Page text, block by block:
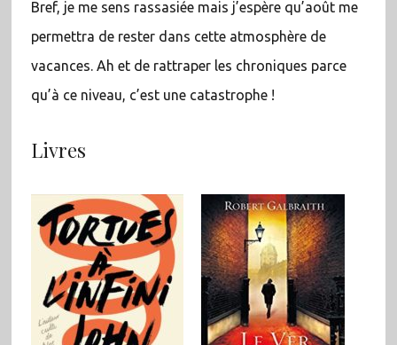
Bref, je me sens rassasiée mais j’espère qu’août me
permettra de rester dans cette atmosphère de
vacances. Ah et de rattraper les chroniques parce
qu’à ce niveau, c’est une catastrophe !
Livres